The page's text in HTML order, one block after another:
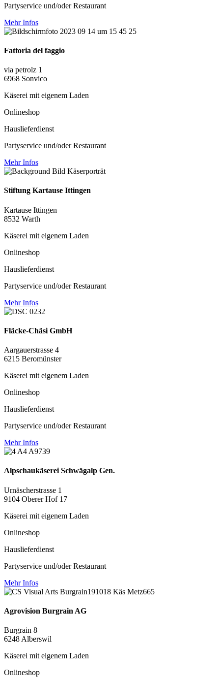
Partyservice und/oder Restaurant
Mehr Infos
Fattoria del faggio
via petrolz 1
6968 Sonvico
Käserei mit eigenem Laden
Onlineshop
Hauslieferdienst
Partyservice und/oder Restaurant
Mehr Infos
Stiftung Kartause Ittingen
Kartause Ittingen
8532 Warth
Käserei mit eigenem Laden
Onlineshop
Hauslieferdienst
Partyservice und/oder Restaurant
Mehr Infos
Fläcke-Chäsi GmbH
Aargauerstrasse 4
6215 Beromünster
Käserei mit eigenem Laden
Onlineshop
Hauslieferdienst
Partyservice und/oder Restaurant
Mehr Infos
Alpschaukäserei Schwägalp Gen.
Urnäscherstrasse 1
9104 Oberer Hof 17
Käserei mit eigenem Laden
Onlineshop
Hauslieferdienst
Partyservice und/oder Restaurant
Mehr Infos
Agrovision Burgrain AG
Burgrain 8
6248 Alberswil
Käserei mit eigenem Laden
Onlineshop